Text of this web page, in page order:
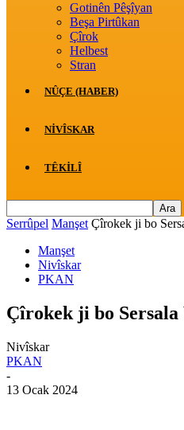
Gotinên Pêşîyan
Beşa Pirtûkan
Çîrok
Helbest
Stran
NÛÇE (HABER)
NIVÎSKAR
TÊKILÎ
Serrûpel Manşet Çîrokek ji bo
Manşet
Nivîskar
PKAN
Çîrokek ji bo
Nivîskar
PKAN
-
13 Ocak 2024